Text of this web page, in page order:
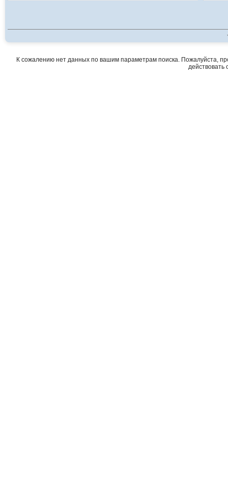
К сожалению нет данных по вашим параметрам поиска. Пожалуйста,
действовать